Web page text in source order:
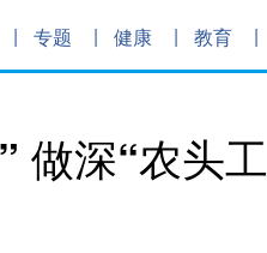
专题 健康 教育
做深“农头工